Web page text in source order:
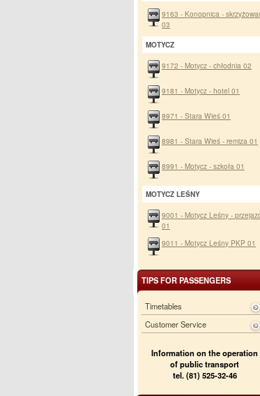
9163 - Konopnica -
03
MOTYCZ
9172 - Motycz - chłodnia 02
9181 - Motycz - hotel 01
8971 - Stara Wieś 01
8981 - Stara Wieś - remiza 01
8991 - Motycz - szkoła 01
MOTYCZ LEŚNY
9001 - Motycz Leśny -
01
9011 - Motycz Leśny PKP 01
TIPS FOR PASSENGERS
Timetables
Customer Service
Information on the operation
of public transport
tel. (81) 525-32-46